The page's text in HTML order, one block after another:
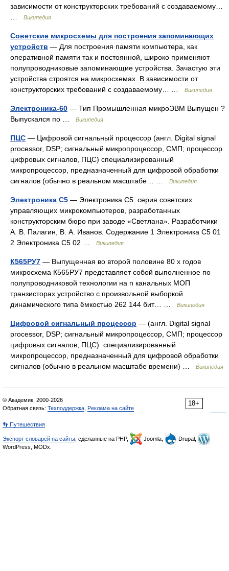
зависимости от конструкторских требований с создаваемому…
Википедия
Советские микросхемы для построения запоминающих
устройств — Для построения памяти компьютера, как
оперативной памяти так и постоянной, широко применяют
полупроводниковые запоминающие устройства. Зачастую эти
устройства строятся на микросхемах. В зависимости от
конструкторских требований с создаваемому… …
Википедия
Электроника-60 — Тип Промышленная микроЭВМ Выпущен ?
Выпускался по …
Википедия
ПЦС — Цифровой сигнальный процессор (англ. Digital signal
processor, DSP; сигнальный микропроцессор, СМП; процессор
цифровых сигналов, ПЦС) специализированный
микропроцессор, предназначенный для цифровой обработки
сигналов (обычно в реальном масштабе… …
Википедия
Электроника С5 — Электроника С5 серия советских
управляющих микрокомпьютеров, разработанных
конструкторским бюро при заводе «Светлана». Разработчики
А. В. Палагин, В. А. Иванов. Содержание 1 Электроника С5 01
2 Электроника С5 02 …
Википедия
К565РУ7 — Выпущенная во второй половине 80 х годов
микросхема К565РУ7 представляет собой выполненное по
полупроводниковой технологии на n канальных МОП
транзисторах устройство с произвольной выборкой
динамического типа ёмкостью 262 144 бит… …
Википедия
Цифровой сигнальный процессор — (англ. Digital signal
processor, DSP; сигнальный микропроцессор, СМП; процессор
цифровых сигналов, ПЦС) специализированный
микропроцессор, предназначенный для цифровой обработки
сигналов (обычно в реальном масштабе времени) …
Википедия
18+
© Академик, 2000-2026
Обратная связь: Техподдержка Реклама на сайте
👣 Путешествия
Экспорт словарей на сайты , сделанные на PHP, Joomla,
Drupal,
WordPress, MODx.